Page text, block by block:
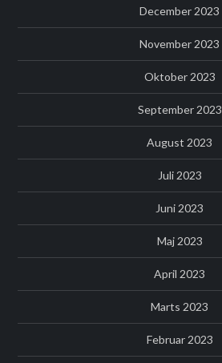
December 2023
November 2023
Oktober 2023
September 2023
August 2023
Juli 2023
Juni 2023
Maj 2023
April 2023
Marts 2023
Februar 2023